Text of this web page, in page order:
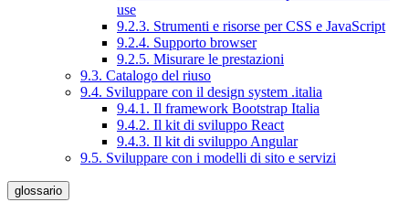
use
9.2.3. Strumenti e risorse per CSS e JavaScript
9.2.4. Supporto browser
9.2.5. Misurare le prestazioni
9.3. Catalogo del riuso
9.4. Sviluppare con il design system .italia
9.4.1. Il framework Bootstrap Italia
9.4.2. Il kit di sviluppo React
9.4.3. Il kit di sviluppo Angular
9.5. Sviluppare con i modelli di sito e servizi
glossario